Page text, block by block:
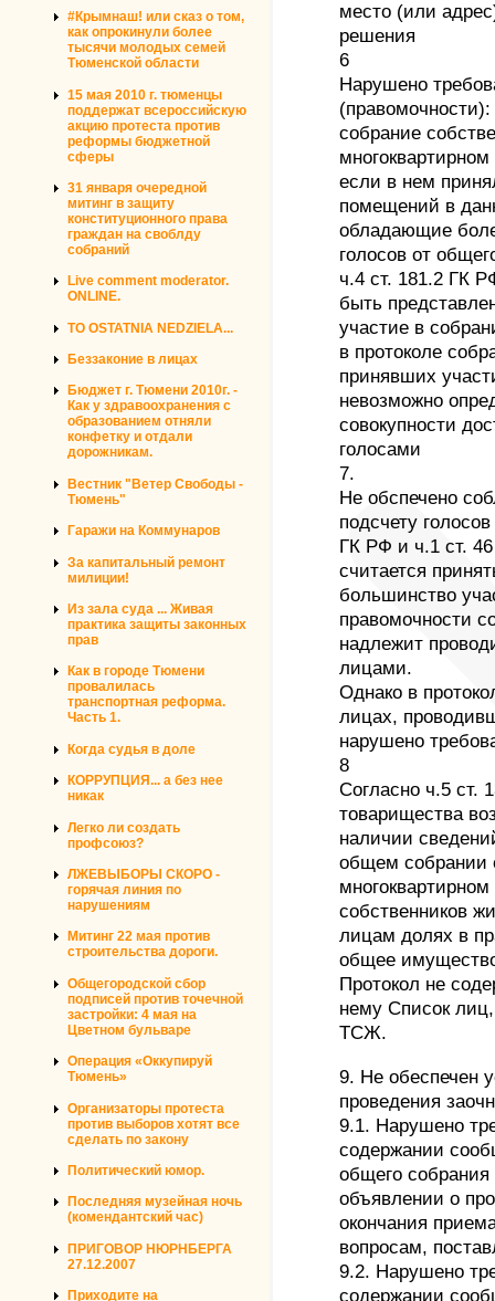
#Крымнаш! или сказ о том,
как опрокинули более
тысячи молодых семей
Тюменской области
15 мая 2010 г. тюменцы
поддержат всероссийскую
акцию протеста против
реформы бюджетной
сферы
31 января очередной
митинг в защиту
конституционного права
граждан на своблду
собраний
Live comment moderator.
ONLINE.
TO OSTATNIA NEDZIELA...
Беззаконие в лицах
Бюджет г. Тюмени 2010г. -
Как у здравоохранения с
образованием отняли
конфетку и отдали
дорожникам.
Вестник "Ветер Свободы -
Тюмень"
Гаражи на Коммунаров
За капитальный ремонт
милиции!
Из зала суда ... Живая
практика защиты законных
прав
Как в городе Тюмени
провалилась
транспортная реформа.
Часть 1.
Когда судья в доле
КОРРУПЦИЯ... а без нее
никак
Легко ли создать
профсоюз?
ЛЖЕВЫБОРЫ СКОРО -
горячая линия по
нарушениям
Митинг 22 мая против
строительства дороги.
Общегородской сбор
подписей против точечной
застройки: 4 мая на
Цветном бульваре
Операция «Оккупируй
Тюмень»
Организаторы протеста
против выборов хотят все
сделать по закону
Политический юмор.
Последняя музейная ночь
(комендантский час)
ПРИГОВОР НЮРНБЕРГА
27.12.2007
Приходите на
место (или
решения
6
Нарушено
собрание
если в нем
помещений в
обладающие
голосов от
ч.4 ст. 181.2 ГК
быть
участие в
в протоколе
принявших
невозможно
совокупности
голосами
7.
Не обспечено
подсчету
ГК РФ и ч.1 ст.
считается
большинство
правомочности
надлежит
лицами.
Однако в
лицах,
нарушено
8
Согласно ч.5 ст.
товарищества
наличии
общем собрании
собственников
лицам долях в
общее
Протокол не
нему Список
ТСЖ.
9. Не обеспечен
проведения
9.1. Нарушено
содержании
общего собрания
объявлении о
окончания
вопросам,
9.2. Нарушено
содержании